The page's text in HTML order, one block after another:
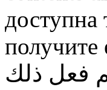
доступна
получите
فعل ذلك